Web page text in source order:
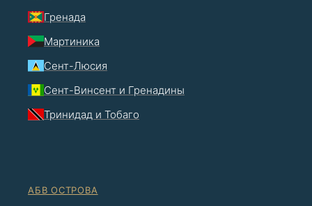
Гренада
Мартиника
Сент-Люсия
Сент-Винсент и Гренадины
Тринидад и Тобаго
АБВ ОСТРОВА